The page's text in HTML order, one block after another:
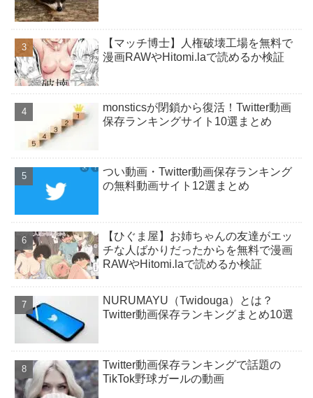
【マッチ博士】人権破壊工場を無料で
漫画RAWやHitomi.laで読めるか検証
monsticsが閉鎖から復活！Twitter動画
保存ランキングサイト10選まとめ
つい動画・Twitter動画保存ランキング
の無料動画サイト12選まとめ
【ひぐま屋】お姉ちゃんの友達がエッ
チな人ばかりだったからを無料で漫画
RAWやHitomi.laで読めるか検証
NURUMAYU（Twidouga）とは？
Twitter動画保存ランキングまとめ10選
Twitter動画保存ランキングで話題の
TikTok野球ガールの動画